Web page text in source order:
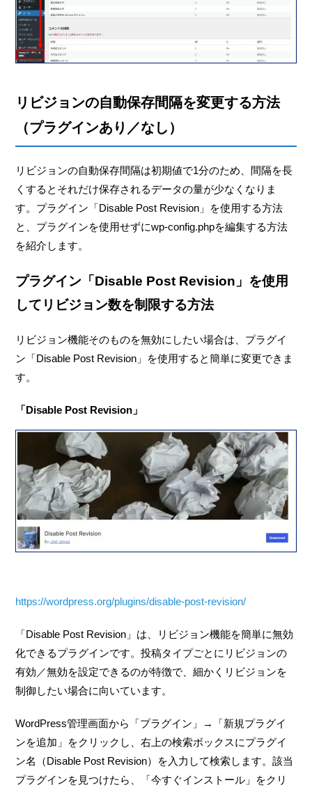
リビジョンの自動保存間隔を変更する方法
（プラグインあり／なし）
リビジョンの自動保存間隔は初期値で1分のため、間隔を長
くするとそれだけ保存されるデータの量が少なくなりま
す。プラグイン「Disable Post Revision」を使用する方法
と、プラグインを使用せずにwp-config.phpを編集する方法
を紹介します。
プラグイン「Disable Post Revision」を使用
してリビジョン数を制限する方法
リビジョン機能そのものを無効にしたい場合は、プラグイ
ン「Disable Post Revision」を使用すると簡単に変更できま
す。
「Disable Post Revision」
https://wordpress.org/plugins/disable-post-revision/
「Disable Post Revision」は、リビジョン機能を簡単に無効
化できるプラグインです。投稿タイプごとにリビジョンの
有効／無効を設定できるのが特徴で、細かくリビジョンを
制御したい場合に向いています。
WordPress管理画面から「プラグイン」→「新規プラグイ
ンを追加」をクリックし、右上の検索ボックスにプラグイ
ン名（Disable Post Revision）を入力して検索します。該当
プラグインを見つけたら、「今すぐインストール」をクリ